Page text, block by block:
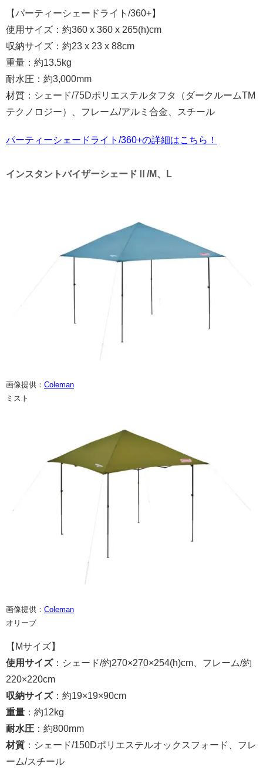
【パーティーシェードライト/360+】
使用サイズ：約360 x 360 x 265(h)cm
収納サイズ：約23 x 23 x 88cm
重量：約13.5kg
耐水圧：約3,000mm
材質：シェード/75Dポリエステルタフタ（ダークルームTM
テクノロジー）、フレーム/アルミ合金、スチール
パーティーシェードライト/360+の詳細はこちら！
インスタントバイザーシェードⅡ/M、L
画像提供： Coleman
ミスト
画像提供： Coleman
オリーブ
【Mサイズ】
使用サイズ：シェード/約270×270×254(h)cm、フレーム/約
220×220cm
収納サイズ：約19×19×90cm
重量 ：約12kg
耐水圧 ：約800mm
材質 ：シェード/150Dポリエステルオックスフォード、フレ
ーム/スチール